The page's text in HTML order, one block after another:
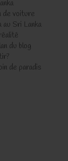
de voiture
au Sri Lanka
du blog
de paradis